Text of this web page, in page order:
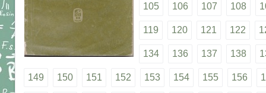
105 106 107 108
119 120 121 122
134 136 137 138
149 150 151 152 153 154 155 156